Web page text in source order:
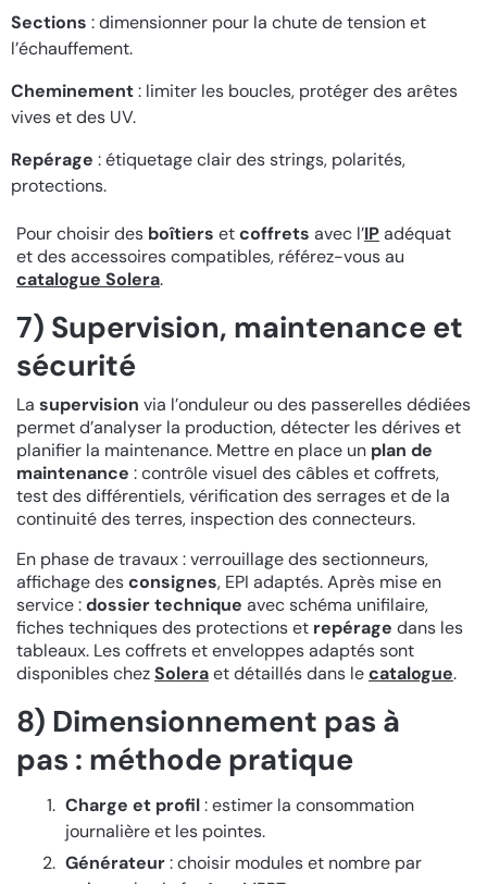
Sections : dimensionner pour la chute de tension et
l’échauffement.
Cheminement: limiter les boucles, protéger des arêtes
vives et des UV.
Repérage : étiquetage clair des strings, polarités,
protections.
Pour choisir des boîtiers etcoffrets avec l’IPadéquat
et des accessoires compatibles, référez-vous au
catalogue Solera.
7) Supervision, maintenance et
sécurité
La supervision via l’onduleur ou des passerelles dédiées
permet d’analyser la production, détecter les dérives et
planifier la maintenance. Mettre en place un plan de
maintenance : contrôle visuel des câbles et coffrets,
test des différentiels, vérification des serrages et de la
continuité des terres, inspection des connecteurs.
En phase de travaux : verrouillage des sectionneurs,
affichage desconsignes, EPI adaptés. Après mise en
service :dossier technique avec schéma unifilaire,
fiches techniques des protections et repérage dans les
tableaux. Les coffrets et enveloppes adaptés sont
disponibles chezSoleraet détaillés dans lecatalogue.
8) Dimensionnement pas à
pas : méthode pratique
Charge et profil: estimer la consommation
journalière et les pointes.
Générateur: choisir modules et nombre par